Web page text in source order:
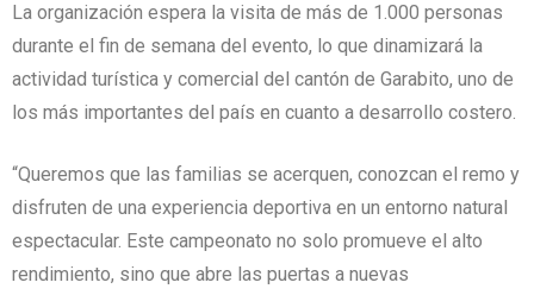
La organización espera la visita de más de 1.000 personas
durante el fin de semana del evento, lo que dinamizará la
actividad turística y comercial del cantón de Garabito, uno de
los más importantes del país en cuanto a desarrollo costero.
“Queremos que las familias se acerquen, conozcan el remo y
disfruten de una experiencia deportiva en un entorno natural
espectacular. Este campeonato no solo promueve el alto
rendimiento, sino que abre las puertas a nuevas